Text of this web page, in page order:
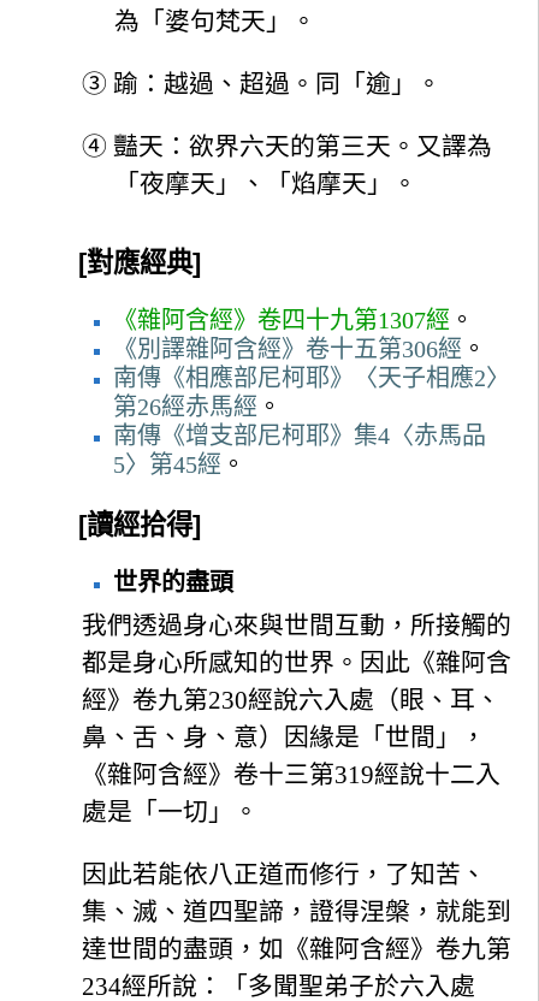
為「婆句梵天」。
③ 踰：越過、超過。同「逾」。
④ 豔天：欲界六天的第三天。又譯為
「夜摩天」、「焰摩天」。
[對應經典]
《雜阿含經》卷四十九第1307經 。
《別譯雜阿含經》卷十五第306經 。
南傳《相應部尼柯耶》〈天子相應2〉
第26經赤馬經 。
南傳《增支部尼柯耶》集4〈赤馬品
5〉第45經 。
[讀經拾得]
世界的盡頭
我們透過身心來與世間互動，所接觸的
都是身心所感知的世界。因此《雜阿含
經》卷九第230經說六入處（眼、耳、
鼻、舌、身、意）因緣是「世間」，
《雜阿含經》卷十三第319經說十二入
處是「一切」。
因此若能依八正道而修行，了知苦、
集、滅、道四聖諦，證得涅槃，就能到
達世間的盡頭，如《雜阿含經》卷九第
234經所說：「多聞聖弟子於六入處